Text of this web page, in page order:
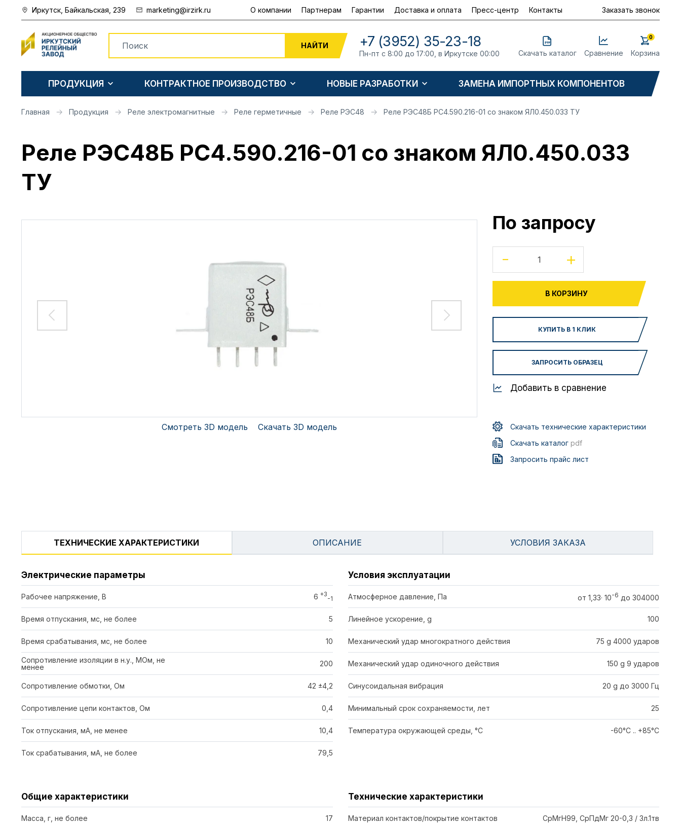
Иркутск, Байкальская, 239 marketing@irzirk.ru О компании Партнерам Гарантии Доставка и оплата Пресс-центр Контакты Заказать звонок
НАЙТИ +7 (3952) 35-23-18
Пн-пт с 8:00 до 17:00, в Иркутске 00:00 Скачать каталог Сравнение Корзина
0
ПРОДУКЦИЯ КОНТРАКТНОЕ ПРОИЗВОДСТВО НОВЫЕ РАЗРАБОТКИ ЗАМЕНА ИМПОРТНЫХ КОМПОНЕНТОВ
Главная Продукция Реле электромагнитные Реле герметичные Реле РЭС48 Реле РЭС48Б РС4.590.216-01 со знаком ЯЛ0.450.033 ТУ
Реле РЭС48Б РС4.590.216-01 со знаком ЯЛ0.450.033
ТУ
Смотреть 3D модель Скачать 3D модель
По запросу
-
+
В КОРЗИНУ
КУПИТЬ В 1 КЛИК
ЗАПРОСИТЬ ОБРАЗЕЦ
Добавить в сравнение
Скачать технические характеристики
Скачать каталог pdf
Запросить прайс лист
ТЕХНИЧЕСКИЕ ХАРАКТЕРИСТИКИ ОПИСАНИЕ УСЛОВИЯ ЗАКАЗА
Электрические параметры
Рабочее напряжение, В 6 +3
-1
Время отпускания, мс, не более 5
Время срабатывания, мс, не более 10
Сопротивление изоляции в н.у., МОм, не
менее
200
Сопротивление обмотки, Ом 42 ±4,2
Сопротивление цепи контактов, Ом 0,4
Ток отпускания, мА, не менее 10,4
Ток срабатывания, мА, не более 79,5
Условия эксплуатации
Атмосферное давление, Па от 1,33· 10-6 до 304000
Линейное ускорение, g 100
Механический удар многократного действия 75 g 4000 ударов
Механический удар одиночного действия 150 g 9 ударов
Синусоидальная вибрация 20 g до 3000 Гц
Минимальный срок сохраняемости, лет 25
Температура окружающей среды, °C -60°C .. +85°C
Общие характеристики
Масса, г, не более 17
Технические характеристики
Материал контактов/покрытие контактов СрМгН99, СрПдМг 20-0,3 / Зл.1тв